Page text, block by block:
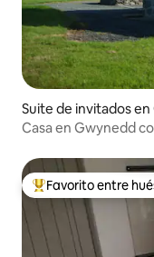
Suite de invitados
Casa en Gwynedd
Favorito entre
Favorito entre